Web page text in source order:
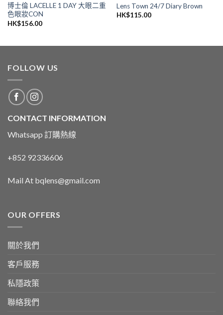
博士倫 LACELLE 1 DAY 大眼二重
色眼妝CON
HK$156.00
Lens Town 24/7 Diary Brown
HK$115.00
FOLLOW US
CONTACT INFORMATION
Whatsapp 訂購熱線
+852 92336606
Mail At bqlens@gmail.com
OUR OFFERS
關於我們
客戶服務
私隱政策
聯絡我們